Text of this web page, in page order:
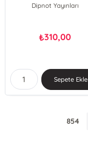
Dipnot Yayınları
₺310,00
Sepete Ekle
854